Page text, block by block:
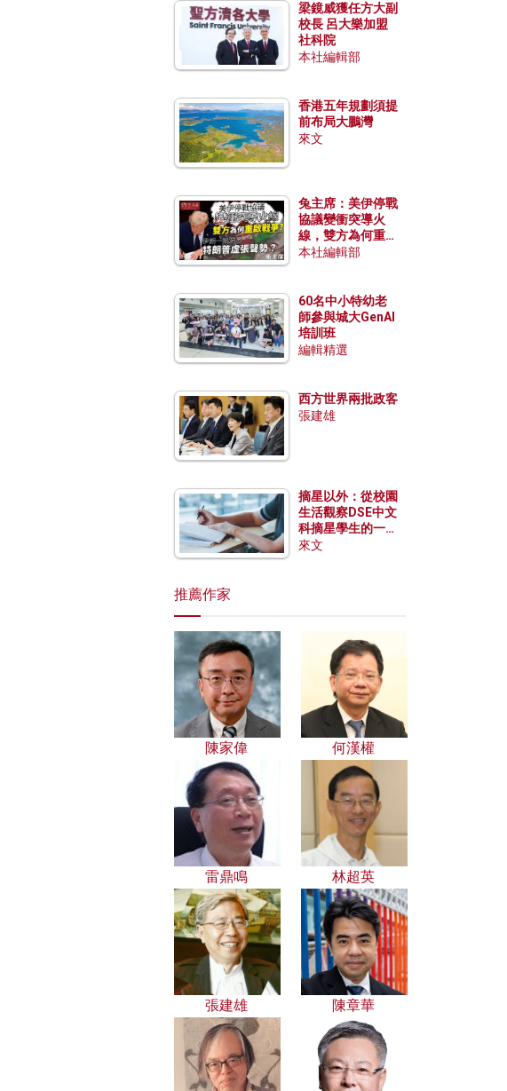
梁鏡威獲任方大副
校長 呂大樂加盟
社科院
本社編輯部
香港五年規劃須提
前布局大鵬灣
來文
兔主席：美伊停戰
協議變衝突導火
線，雙方為何重啟
戰爭？伊朗一早洞
本社編輯部
60名中小特幼老
師參與城大GenAI
培訓班
編輯精選
西方世界兩批政客
張建雄
摘星以外：從校園
生活觀察DSE中文
科摘星學生的一點
特質
來文
推薦作家
陳家偉 何漢權
雷鼎鳴 林超英
張建雄 陳章華